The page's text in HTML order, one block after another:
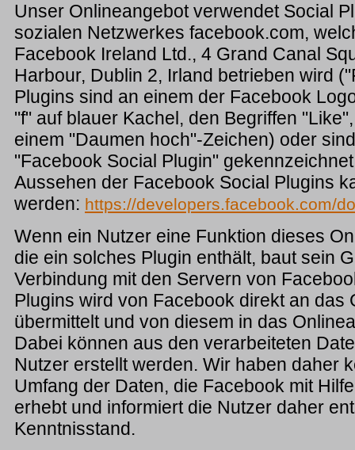
Unser Onlineangebot verwendet Social
sozialen Netzwerkes facebook.com,
Facebook Ireland Ltd., 4 Grand Canal
Harbour, Dublin 2, Irland betrieben wird
Plugins sind an einem der Facebook
"f" auf blauer Kachel, den Begriffen
einem "Daumen hoch"-Zeichen) oder
"Facebook Social Plugin"
Aussehen der Facebook Social Plugins
werden: https://developers.facebook.com/
Wenn ein Nutzer eine Funktion dieses
die ein solches Plugin enthält, baut sein
Verbindung mit den Servern von
Plugins wird von Facebook direkt an das
übermittelt und von diesem in das
Dabei können aus den verarbeiteten
Nutzer erstellt werden. Wir haben daher
Umfang der Daten, die Facebook mit
erhebt und informiert die Nutzer daher
Kenntnisstand.